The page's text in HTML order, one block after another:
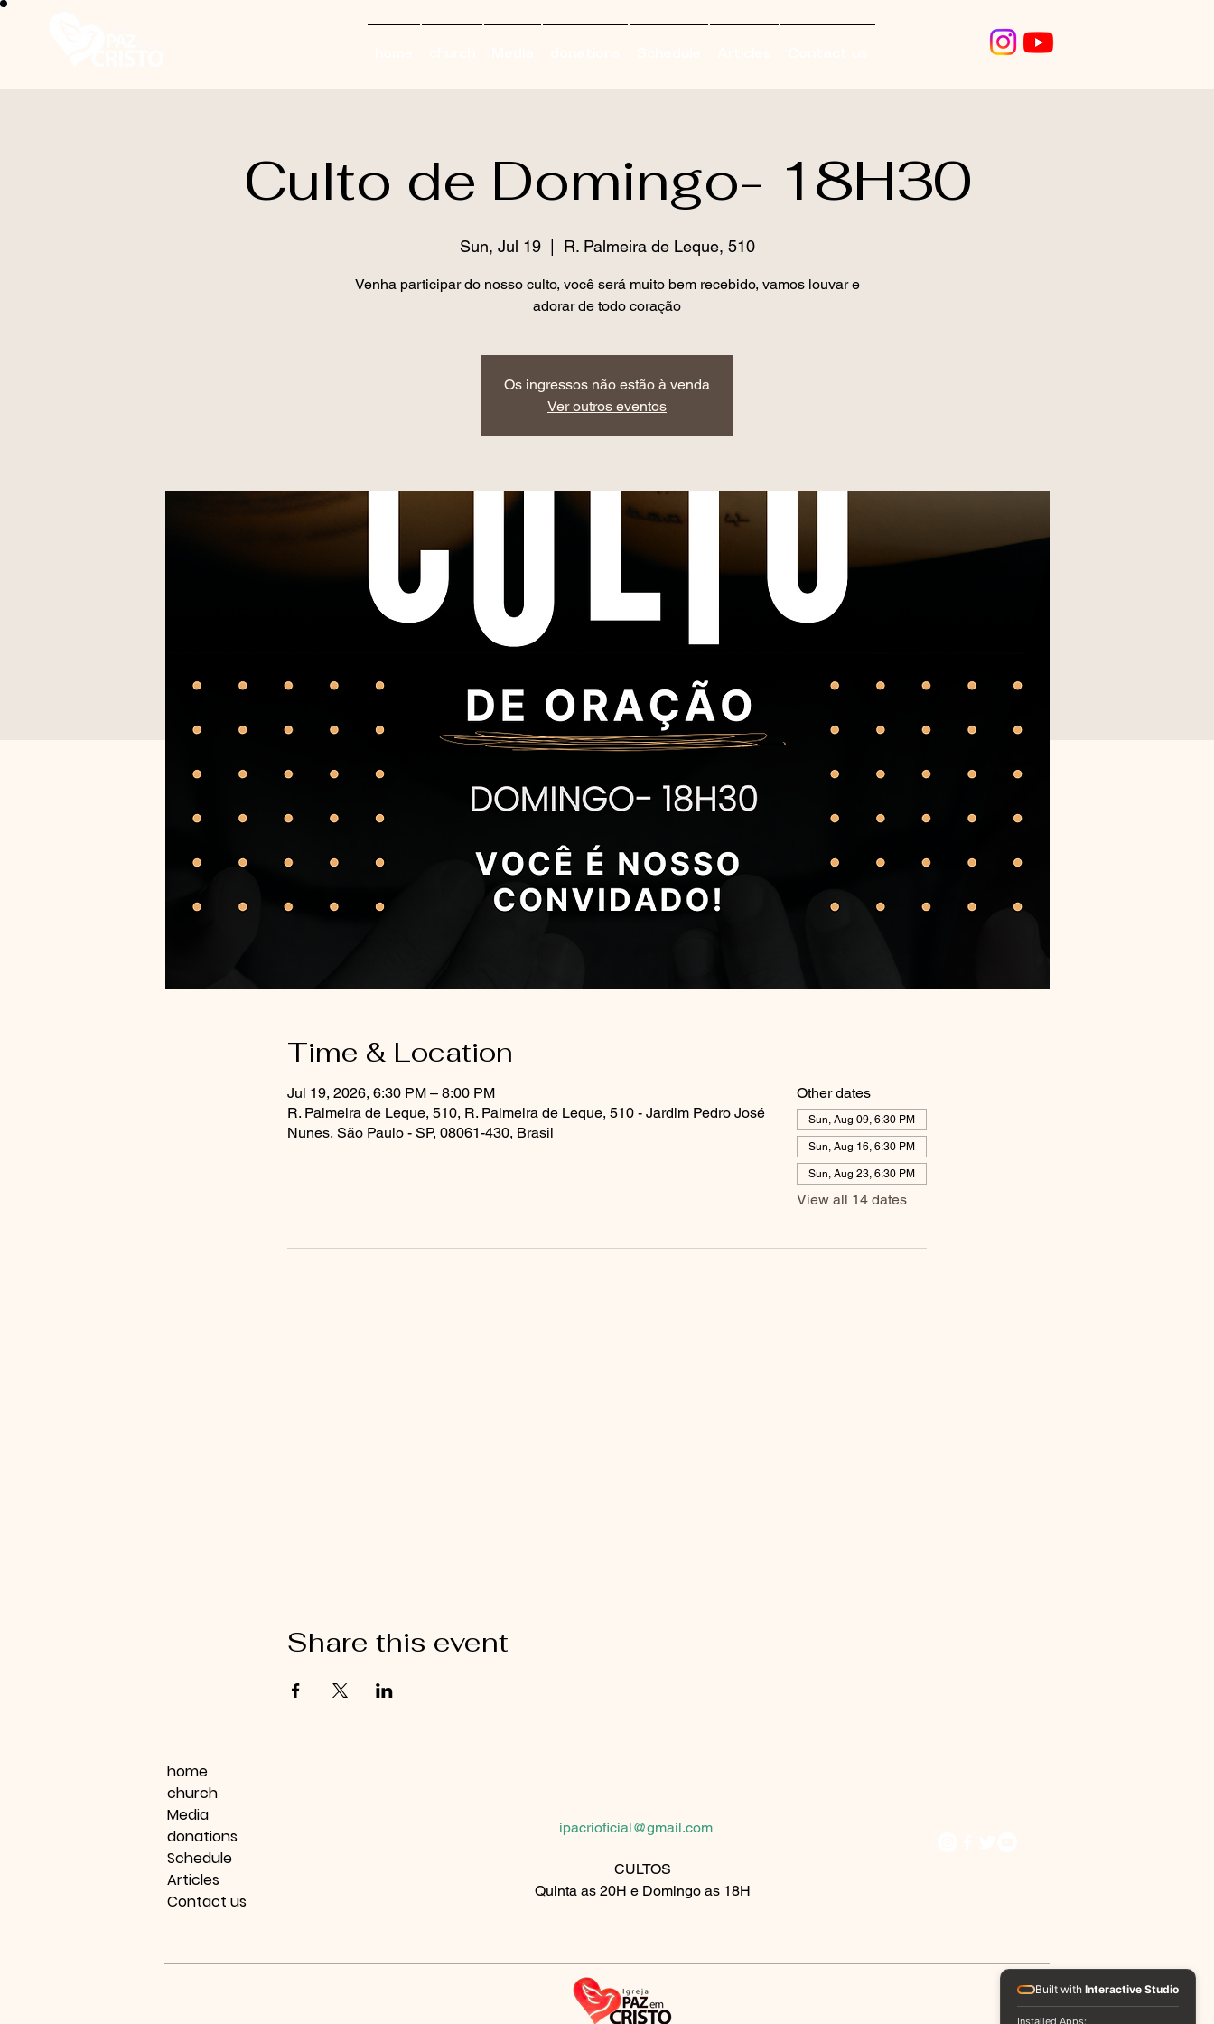
Culto de Domingo- 18H30
Sun, Jul 19
  |
R. Palmeira de Leque, 510
Venha participar do nosso culto, você será muito bem recebido, vamos louvar e
adorar de todo coração
Os ingressos não estão à venda
Ver outros eventos
Time & Location
Jul 19, 2026, 6:30 PM – 8:00 PM
R. Palmeira de Leque, 510, R. Palmeira de Leque, 510 - Jardim Pedro José
Nunes, São Paulo - SP, 08061-430, Brasil
Other dates
Sun, Aug 09, 6:30 PM
Sun, Aug 16, 6:30 PM
Sun, Aug 23, 6:30 PM
View all 14 dates
Share this event
home
church
Media
donations
Schedule
Articles
Contact us
ipacrioficial@gmail.com
CULTOS
Quinta as 20H e Domingo as 18H
Built with Interactive Studio
Installed Apps: